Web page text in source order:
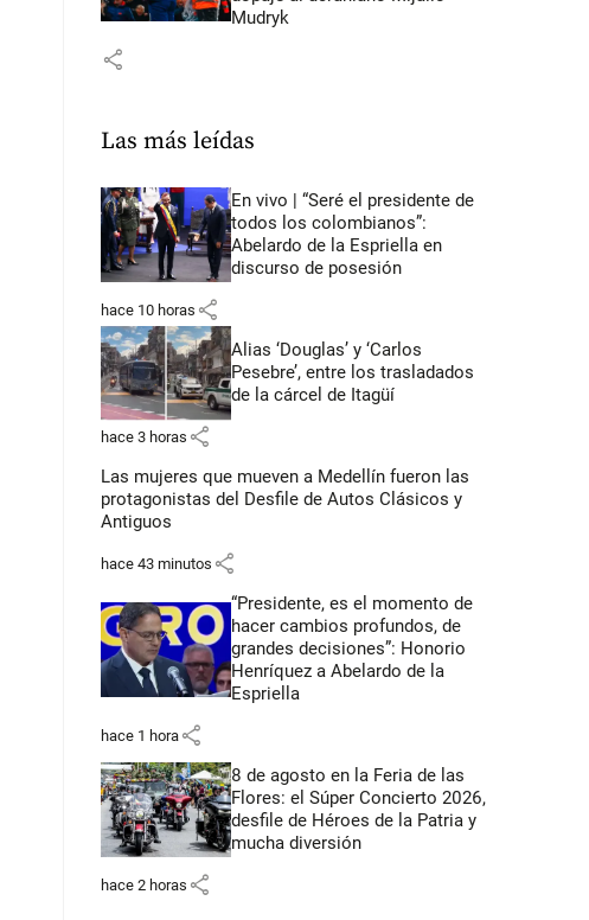
Mudryk
share
Las más leídas
En vivo | “Seré el presidente de
todos los colombianos”:
Abelardo de la Espriella en
discurso de posesión
hace 10 horas share
Alias ‘Douglas’ y ‘Carlos
Pesebre’, entre los trasladados
de la cárcel de Itagüí
hace 3 horas share
Las mujeres que mueven a Medellín fueron las
protagonistas del Desfile de Autos Clásicos y
Antiguos
hace 43 minutos share
“Presidente, es el momento de
hacer cambios profundos, de
grandes decisiones”: Honorio
Henríquez a Abelardo de la
Espriella
hace 1 hora share
8 de agosto en la Feria de las
Flores: el Súper Concierto 2026,
desfile de Héroes de la Patria y
mucha diversión
hace 2 horas share